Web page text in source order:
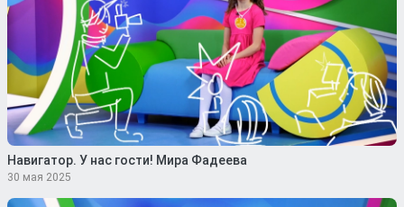
Навигатор. У нас гости! Мира Фадеева
30 мая 2025